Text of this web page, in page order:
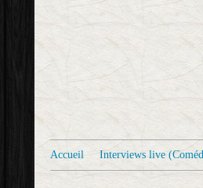
Accueil Interviews live